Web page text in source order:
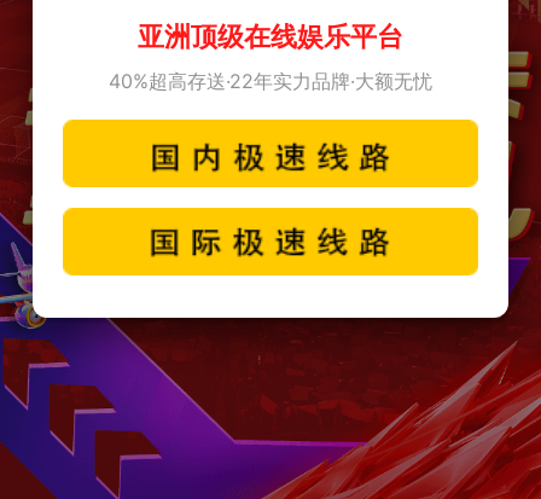
亚洲顶级在线娱乐平台
40%超高存送·22年实力品牌·大额无忧